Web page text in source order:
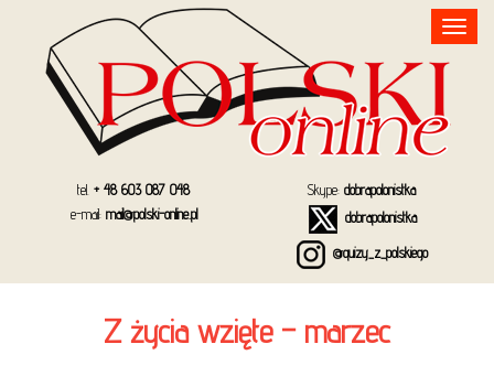
Toggle
navigation
tel. + 48 603 087 048
e-mail: mail@polski-online.pl
Skype: dobrapolonistka
dobrapolonistka
@quizy_z_polskiego
Z życia wzięte – marzec